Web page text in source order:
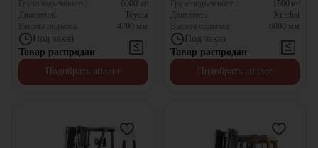
Грузоподъемность: 6000 кг
Двигатель:
Toyota
Высота подъема:
4700 мм
Под заказ
Товар распродан
Подобрать аналог
XCK
Грузоподъемность: 1500 кг
Двигатель:
Xinchai
Высота подъема:
6000 мм
Под заказ
Товар распродан
Подобрать аналог